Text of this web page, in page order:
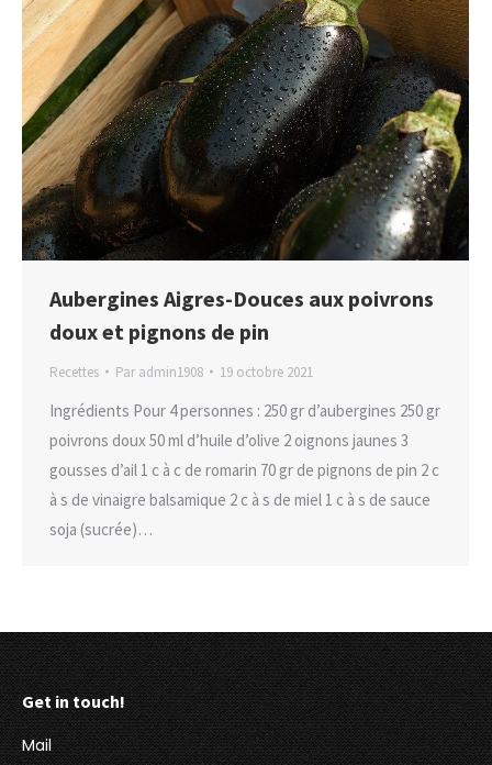
Aubergines Aigres-Douces aux poivrons
doux et pignons de pin
Recettes Par admin1908 19 octobre 2021
Ingrédients Pour 4 personnes : 250 gr d’aubergines 250 gr
poivrons doux 50 ml d’huile d’olive 2 oignons jaunes 3
gousses d’ail 1 c à c de romarin 70 gr de pignons de pin 2 c
à s de vinaigre balsamique 2 c à s de miel 1 c à s de sauce
soja (sucrée)…
Get in touch!
Mail